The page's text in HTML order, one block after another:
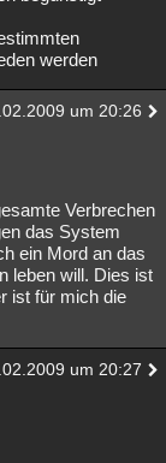
werden
um 20:26
Verbrechen
das System
ein Mord an das
leben will. Dies ist
ist für mich die
um 20:27